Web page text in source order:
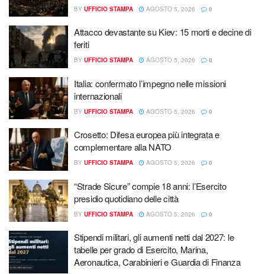
BY UFFICIO STAMPA AGOSTO 5, 2026 0
Attacco devastante su Kiev: 15 morti e decine di
feriti
BY UFFICIO STAMPA AGOSTO 5, 2026 0
Italia: confermato l’impegno nelle missioni
internazionali
BY UFFICIO STAMPA AGOSTO 5, 2026 0
Crosetto: Difesa europea più integrata e
complementare alla NATO
BY UFFICIO STAMPA AGOSTO 5, 2026 0
“Strade Sicure” compie 18 anni: l’Esercito
presidio quotidiano delle città
BY UFFICIO STAMPA AGOSTO 5, 2026 0
Stipendi militari, gli aumenti netti dal 2027: le
tabelle per grado di Esercito, Marina,
Aeronautica, Carabinieri e Guardia di Finanza